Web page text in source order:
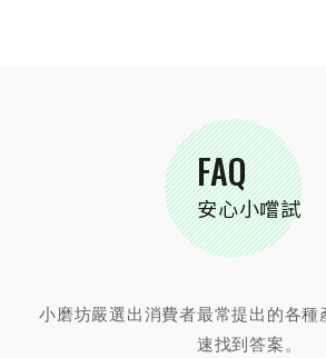
FAQ
安心小嚐試
小磨坊嚴選出消費者最常提出的各種
速找到答案。